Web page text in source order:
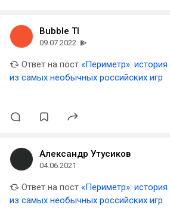
Bubble TI
09.07.2022
Ответ на пост «Периметр»:
из самых необычных российских игр
Александр Утусиков
04.06.2021
Ответ на пост «Периметр»:
из самых необычных российских игр